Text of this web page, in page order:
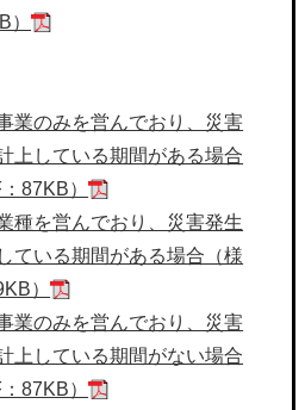
）
業のみを営んでおり、災害
上している期間がある場合
：87KB）
種を営んでおり、災害発生
ている期間がある場合（様
）
業のみを営んでおり、災害
上している期間がない場合
：87KB）